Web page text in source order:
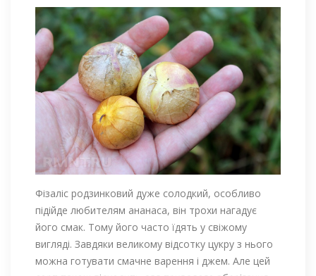
Фізаліс родзинковий дуже солодкий, особливо
підійде любителям ананаса, він трохи нагадує
його смак. Тому його часто їдять у свіжому
вигляді. Завдяки великому відсотку цукру з нього
можна готувати смачне варення і джем. Але цей